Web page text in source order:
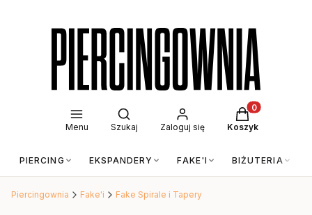
Menu
Otwórz wyszukiwarkę
Szukaj Zaloguj się
Produkty w
Koszyk
PIERCING EKSPANDERY FAKE'I BIŻUTERIA
Piercingownia Fake'i Fake Spirale i Tapery